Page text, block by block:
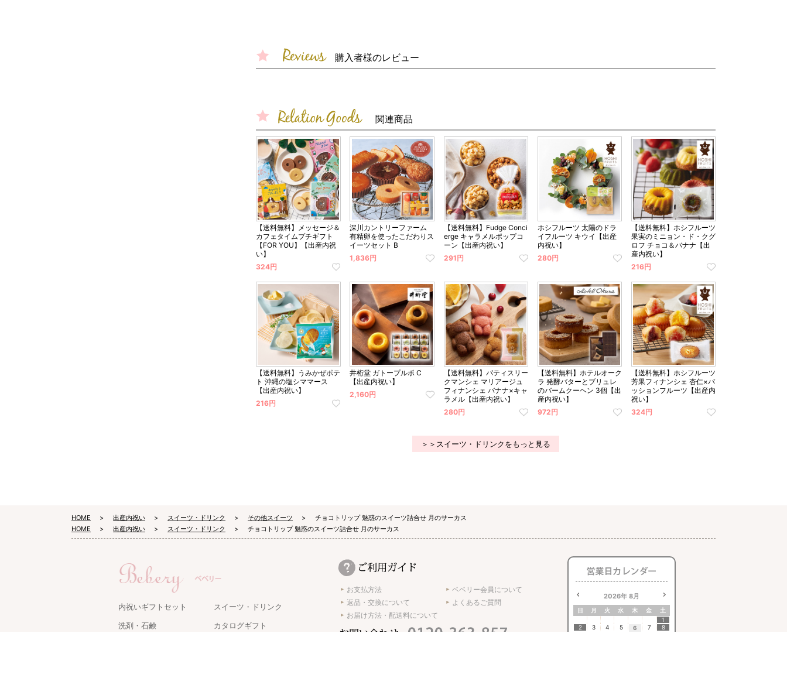
購入者様のレビュー
関連商品
【送料無料】メッセージ＆
カフェタイムプチギフト
【FOR YOU】【出産内祝
い】
324円
深川カントリーファーム
有精卵を使ったこだわりス
イーツセット B
1,836円
【送料無料】Fudge Conci
erge キャラメルポップコ
ーン【出産内祝い】
291円
ホシフルーツ 太陽のドラ
イフルーツ キウイ【出産
内祝い】
280円
【送料無料】ホシフルーツ
果実のミニョン・ド・クグ
ロフ チョコ＆バナナ【出
産内祝い】
216円
【送料無料】うみかぜポテ
ト 沖縄の塩シママース
【出産内祝い】
216円
井桁堂 ガトープルポ C
【出産内祝い】
2,160円
【送料無料】パティスリー
クマンシェ マリアージュ
フィナンシェ バナナ×キャ
ラメル【出産内祝い】
280円
【送料無料】ホテルオーク
ラ 発酵バターとブリュレ
のバームクーヘン 3個【出
産内祝い】
972円
【送料無料】ホシフルーツ
芳果フィナンシェ 杏仁×パ
ッションフルーツ【出産内
祝い】
324円
＞＞スイーツ・ドリンクをもっと見る
HOME 出産内祝い スイーツ・ドリンク その他スイーツ
チョコトリップ 魅惑のスイーツ詰合せ 月のサーカス
HOME
出産内祝い スイーツ・ドリンク チョコトリップ 魅惑のスイーツ詰合せ 月のサーカス
内祝いギフトセット
スイーツ・ドリンク
洗剤・石鹸
カタログギフト
お支払方法
返品・交換について
お届け方法・配送料について
ベベリー会員について
よくあるご質問
2026年 8月
日 月 火 水 木 金
土
1
2
3 4 5 6 7
8